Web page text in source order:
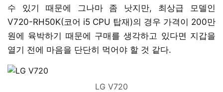
수 있기 때문에 그나마 좀 낫지만, 최상급 모델인
V720-RH50K(코어 i5 CPU 탑재)의 경우 가격이 200만
원에 육박하기 때문에 구매를 생각하고 있다면 지갑을
열기 전에 마음을 단단히 먹어야 할 것 같다.
LG V720